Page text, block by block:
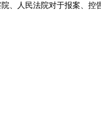
人民法院对于报案、控